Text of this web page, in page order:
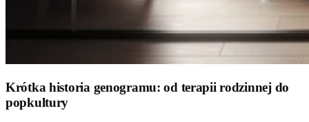
Krótka historia genogramu: od terapii rodzinnej do
popkultury